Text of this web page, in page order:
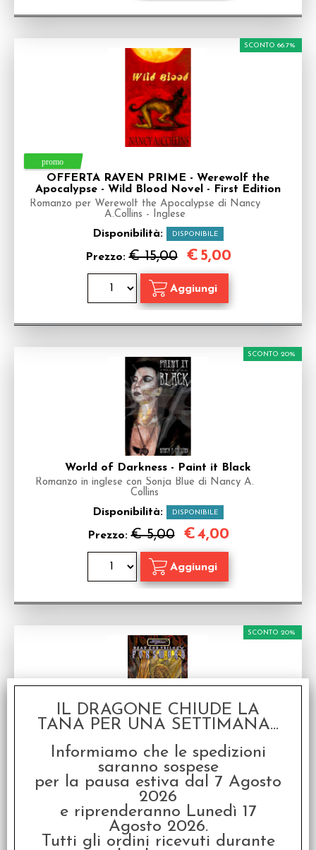
OFFERTA RAVEN PRIME - Werewolf the
Apocalypse - Wild Blood Novel - First Edition
Romanzo per Werewolf the Apocalypse di Nancy
A.Collins - Inglese
Disponibilità: DISPONIBILE
Prezzo:€ 15,00
SCONTO 66.7%
€ 5,00
World of Darkness - Paint it Black
Romanzo in inglese con Sonja Blue di Nancy A.
Collins
Disponibilità: DISPONIBILE
Prezzo:€ 5,00
SCONTO 20%
€4,00
Scarred Lands - Forsworn (Dead God 2)
Prodotto fuori produzione - disponibile fino a
esaurimento scorte
Disponibilità: DISPONIBILE
Prezzo:€ 14,50
SCONTO 20%
€ 11,60
IL DRAGONE CHIUDE LA
TANA PER UNA SETTIMANA...
Informiamo che le spedizioni
saranno sospese
per la pausa estiva dal 7 Agosto
2026
e riprenderanno Lunedì 17
Agosto 2026.
Tutti gli ordini ricevuti durante